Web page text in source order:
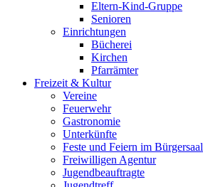
Eltern-Kind-Gruppe
Senioren
Einrichtungen
Bücherei
Kirchen
Pfarrämter
Freizeit & Kultur
Vereine
Feuerwehr
Gastronomie
Unterkünfte
Feste und Feiern im Bürgersaal
Freiwilligen Agentur
Jugendbeauftragte